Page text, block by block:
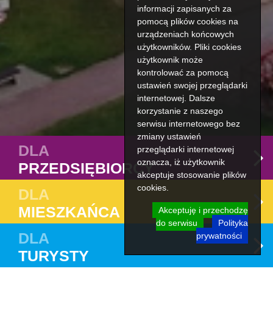
DLA
PRZEDSIĘBIORCY
DLA
MIESZKAŃCA
DLA
TURYSTY
informacji zapisanych za
pomocą plików cookies na
urządzeniach końcowych
użytkowników. Pliki cookies
użytkownik może
kontrolować za pomocą
ustawień swojej przeglądarki
internetowej. Dalsze
korzystanie z naszego
serwisu internetowego bez
zmiany ustawień
przeglądarki internetowej
oznacza, iż użytkownik
akceptuje stosowanie plików
cookies.
Akceptuję i przechodzę
do serwisu
Polityka
prywatności